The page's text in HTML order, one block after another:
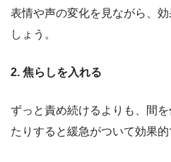
表情や声の変化を見ながら、
しょう。
2. 焦らしを入れる
ずっと責め続けるよりも、間
たりすると緩急がついて効果的